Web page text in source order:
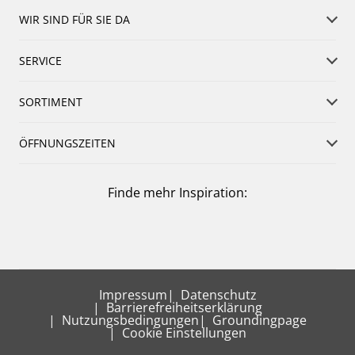
WIR SIND FÜR SIE DA
SERVICE
SORTIMENT
ÖFFNUNGSZEITEN
Finde mehr Inspiration:
Impressum Datenschutz
Barrierefreiheitserklärung
Nutzungsbedingungen Groundingpage
Cookie Einstellungen